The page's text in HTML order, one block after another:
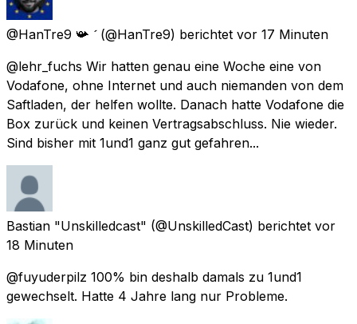
@HanTre9 📯  (@HanTre9) berichtet vor 17 Minuten
@lehr_fuchs Wir hatten genau eine Woche eine von
Vodafone, ohne Internet und auch niemanden von dem
Saftladen, der helfen wollte. Danach hatte Vodafone die
Box zurück und keinen Vertragsabschluss. Nie wieder.
Sind bisher mit 1und1 ganz gut gefahren...
Bastian "Unskilledcast" (@UnskilledCast) berichtet vor
18 Minuten
@fuyuderpilz 100% bin deshalb damals zu 1und1
gewechselt. Hatte 4 Jahre lang nur Probleme.